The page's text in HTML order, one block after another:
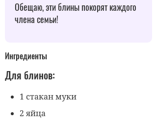
Обещаю, эти блины покорят каждого
члена семьи!
Ингредиенты
Для блинов:
1 стакан муки
2 яйца